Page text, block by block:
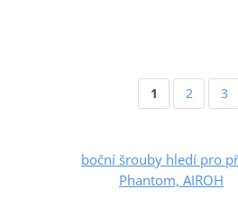
1 2 3
boční šrouby hledí pro
Phantom, AIROH